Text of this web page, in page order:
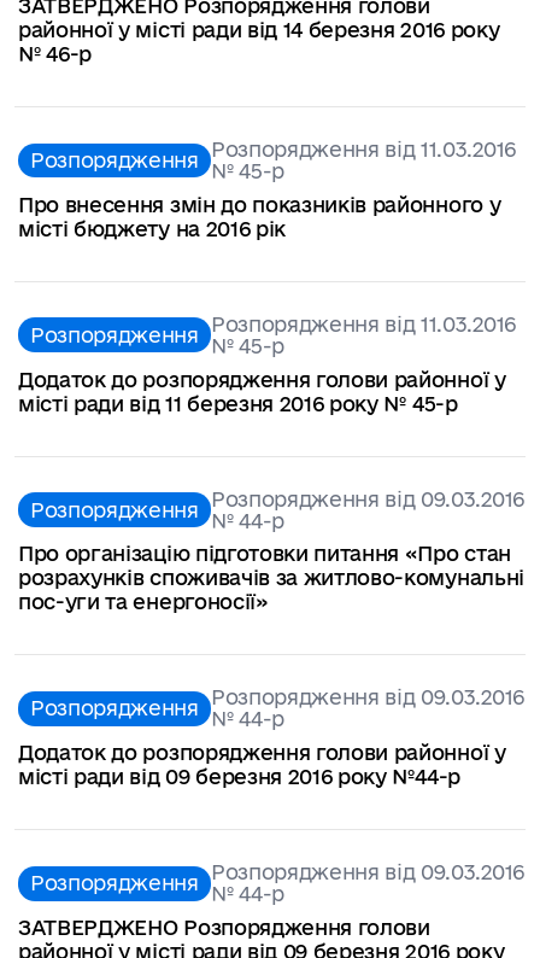
ЗАТВЕРДЖЕНО Розпорядження голови
районної у місті ради від 14 березня 2016 року
№ 46-р
Розпорядження Розпорядження від 11.03.2016
№ 45-р
Про внесення змін до показників районного у
місті бюджету на 2016 рік
Розпорядження Розпорядження від 11.03.2016
№ 45-р
Додаток до розпорядження голови районної у
місті ради від 11 березня 2016 року № 45-р
Розпорядження Розпорядження від 09.03.2016
№ 44-р
Про організацію підготовки питання «Про стан
розрахунків споживачів за житлово-комунальні
пос-уги та енергоносії»
Розпорядження Розпорядження від 09.03.2016
№ 44-р
Додаток до розпорядження голови районної у
місті ради від 09 березня 2016 року №44-р
Розпорядження Розпорядження від 09.03.2016
№ 44-р
ЗАТВЕРДЖЕНО Розпорядження голови
районної у місті ради від 09 березня 2016 року